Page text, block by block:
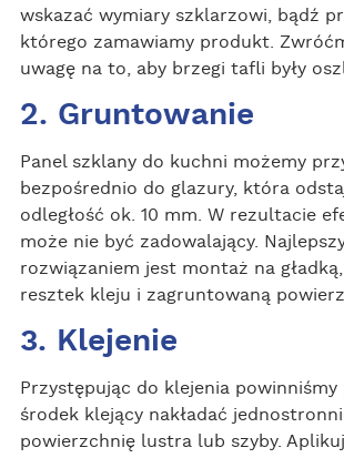
wskazać wymiary szklarzowi, bądź
którego zamawiamy produkt.
uwagę na to, aby brzegi tafli były
2. Gruntowanie
Panel szklany do kuchni możemy
bezpośrednio do glazury, która
odległość ok. 10 mm. W rezultacie
może nie być zadowalający.
rozwiązaniem jest montaż na
resztek kleju i zagruntowaną
3. Klejenie
Przystępując do klejenia powinniśmy
środek klejący nakładać
powierzchnię lustra lub szyby.